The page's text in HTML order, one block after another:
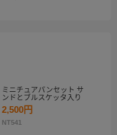
ミニチュアパンセット サ
ンドとブルスケッタ入り
2,500円
NT541